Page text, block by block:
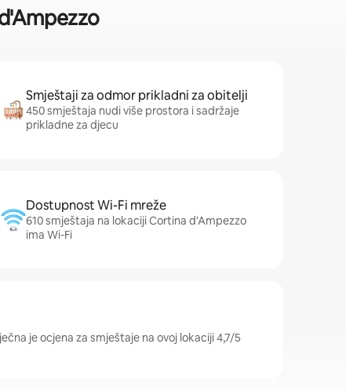
Smještaji za odmor prikladni za obitelji
450 smještaja nudi više prostora i sadržaje
prikladne za djecu
Dostupnost Wi-Fi mreže
610 smještaja na lokaciji Cortina d'Ampezzo
ima Wi-Fi
je ocjena za smještaje na ovoj lokaciji 4,7/5